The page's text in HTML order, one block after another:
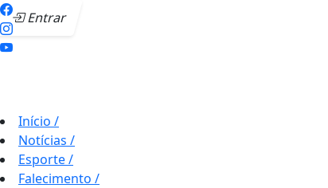
Entrar
Início /
Notícias /
Esporte/
Falecimento /